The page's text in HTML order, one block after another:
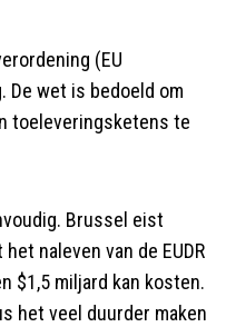
(EU
De wet is bedoeld om
toeleveringsketens te
Brussel eist
naleven van de EUDR
$1,5 miljard kan kosten.
het veel duurder maken